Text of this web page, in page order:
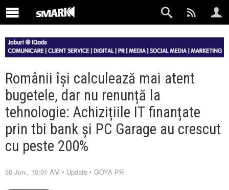
Românii își calculează mai atent
bugetele, dar nu renunță la
tehnologie: Achizițiile IT finanțate
prin tbi bank și PC Garage au crescut
cu peste 200%
30 Jun., 10:01 AM • Update • GOYA PR